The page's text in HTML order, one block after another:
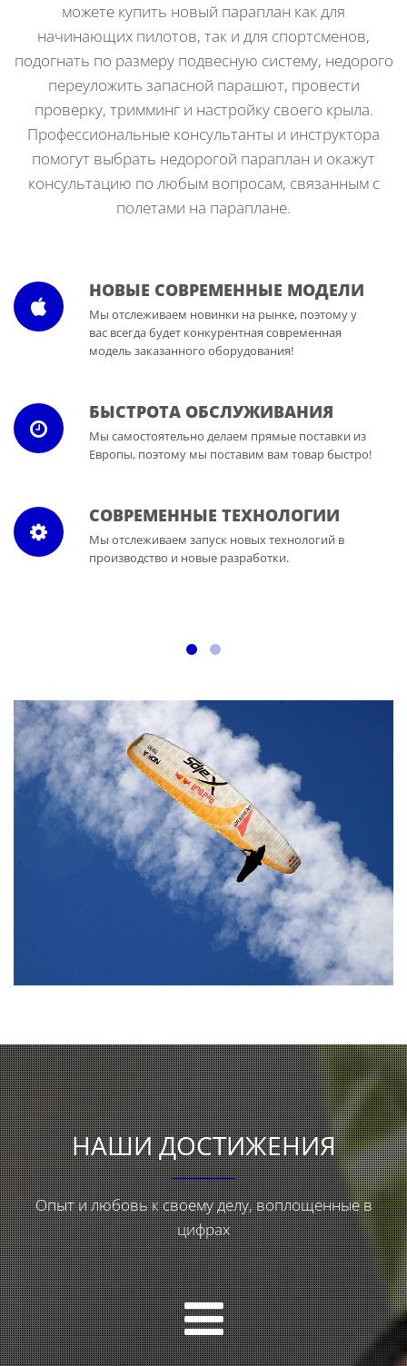
можете купить новый параплан как для
начинающих пилотов, так и для спортсменов,
подогнать по размеру подвесную систему, недорого
переуложить запасной парашют, провести
проверку, тримминг и настройку своего крыла.
Профессиональные консультанты и инструктора
помогут выбрать недорогой параплан и окажут
консультацию по любым вопросам, связанным с
полетами на параплане.
НОВЫЕ СОВРЕМЕННЫЕ МОДЕЛИ
Мы отслеживаем новинки на рынке, поэтому у
вас всегда будет конкурентная современная
модель заказанного оборудования!
БЫСТРОТА ОБСЛУЖИВАНИЯ
Мы самостоятельно делаем прямые поставки из
Европы, поэтому мы поставим вам товар быстро!
СОВРЕМЕННЫЕ ТЕХНОЛОГИИ
Мы отслеживаем запуск новых технологий в
производство и новые разработки.
НАШИ ДОСТИЖЕНИЯ
Опыт и любовь к своему делу, воплощенные в
цифрах